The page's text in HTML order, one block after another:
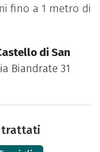
fino a 1 metro di
di San
Biandrate 31
trattati